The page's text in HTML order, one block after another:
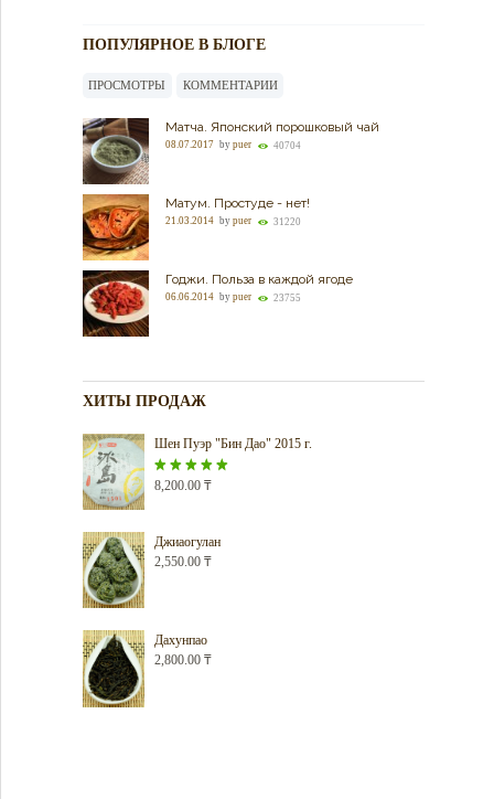
ПОПУЛЯРНОЕ В БЛОГЕ
ПРОСМОТРЫ КОММЕНТАРИИ
Матча. Японский порошковый чай
08.07.2017 by puer 40704
Матум. Простуде - нет!
21.03.2014 by puer 31220
Годжи. Польза в каждой ягоде
06.06.2014 by puer 23755
ХИТЫ ПРОДАЖ
Шен Пуэр "Бин Дао" 2015 г.
Оценка5.00
8,200.00 ₸
Джиаогулан
2,550.00 ₸
Дахунпао
2,800.00 ₸